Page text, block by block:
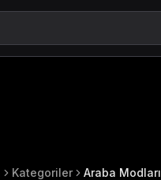
Kategoriler Araba Modları